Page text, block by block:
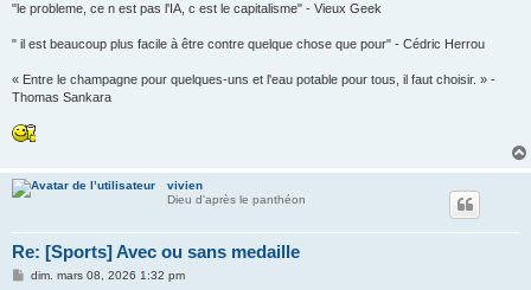
"le probleme, ce n est pas l'IA, c est le capitalisme" - Vieux Geek
" il est beaucoup plus facile à être contre quelque chose que pour" - Cédric Herrou
« Entre le champagne pour quelques-uns et l'eau potable pour tous, il faut choisir. » -
Thomas Sankara
vivien
Dieu d'après le panthéon
Re: [Sports] Avec ou sans medaille
Mdim. mars 08, 2026 1:32 pm